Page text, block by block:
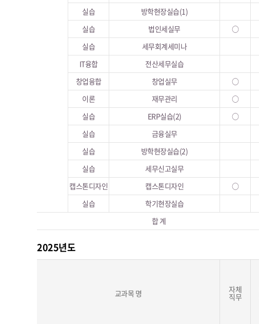
실습
방학현장실습(1)
실습
법인세실무 ○
실습
세무회계세미나
IT융합
전산세무실습
창업융합
창업실무 ○
이론
재무관리 ○
실습
ERP실습(2) ○
실습
금융실무
실습
방학현장실습(2)
실습
세무신고실무
캡스톤디자인
캡스톤디자인 ○
실습
학기현장실습
합 계
2025년도
교과목 명 자체
직무